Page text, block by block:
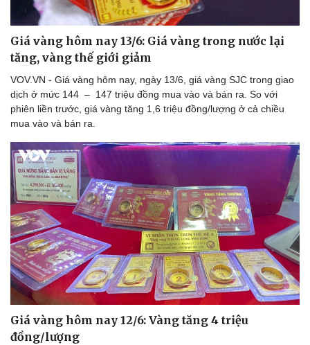
Doanh nghiệp
Thông tin doanh nghiệp
Doanh nghiệp 24h
Doanh nhân
Vì cộng đồng
Sành điệu
Tin Công nghệ
Trải nghiệm
Giá vàng hôm nay 13/6: Giá vàng trong nước lại
tăng, vàng thế giới giảm
VOV.VN - Giá vàng hôm nay, ngày 13/6, giá vàng SJC trong giao
dịch ở mức 144 – 147 triệu đồng mua vào và bán ra. So với
phiên liền trước, giá vàng tăng 1,6 triệu đồng/lượng ở cả chiều
mua vào và bán ra.
Giá vàng hôm nay 12/6: Vàng tăng 4 triệu
đồng/lượng